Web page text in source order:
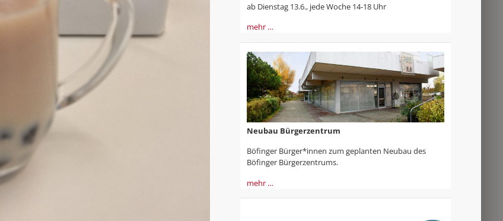
ab Dienstag 13.6., jede Woche 14-18 Uhr
mehr …
Neubau Bürgerzentrum
Böfinger Bürger*innen zum geplanten Neubau des
Böfinger Bürgerzentrums.
mehr …